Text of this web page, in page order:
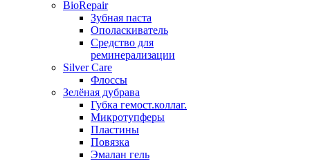
BioRepair
Зубная паста
Ополаскиватель
Средство для
реминерализации
Silver Care
Флоссы
Зелёная дубрава
Губка гемост.коллаг.
Микротупферы
Пластины
Повязка
Эмалан гель